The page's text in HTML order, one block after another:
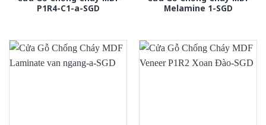
P1R4-C1-a-SGD
Melamine 1-SGD